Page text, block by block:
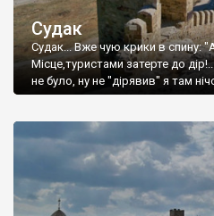
Судак
Судак... Вже чую крики в спину:
Місце,туристами затерте до
не було, ну не "дірявив" я там